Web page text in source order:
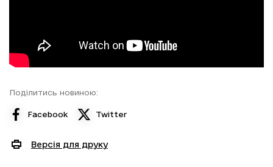
Поділитись новиною:
Facebook Twitter
Версія для друку